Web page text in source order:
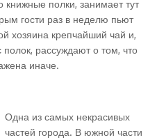
книжные полки, занимает тут
гости раз в неделю пьют
хозяина крепчайший чай и,
рассуждают о том, что
иначе.
Одна из самых некрасивых
частей города. В южной части